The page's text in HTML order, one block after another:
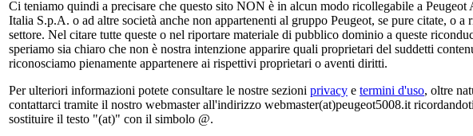
Ci teniamo quindi a precisare che questo sito NON è in alcun modo ricollegabile a Peugeot
Italia S.p.A. o ad altre società anche non appartenenti al gruppo Peugeot, se pure citate, o a
settore. Nel citare tutte queste o nel riportare materiale di pubblico dominio a queste
speriamo sia chiaro che non è nostra intenzione apparire quali proprietari del suddetti
riconosciamo pienamente appartenere ai rispettivi proprietari o aventi diritti.
Per ulteriori informazioni potete consultare le nostre sezioni privacy e termini d'uso, oltre
contattarci tramite il nostro webmaster all'indirizzo webmaster(at)peugeot5008.it
sostituire il testo "(at)" con il simbolo @.